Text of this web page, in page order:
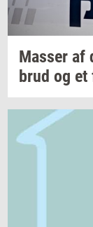
Mas­ser af
brud og et